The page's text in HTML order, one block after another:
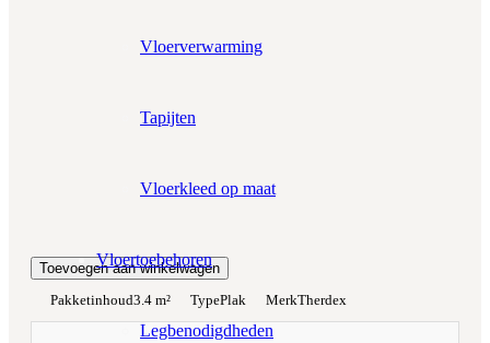
Vloerverwarming
Tapijten
Vloerkleed op maat
Vloertoebehoren
Legbenodigdheden
Toevoegen aan winkelwagen
Pakketinhoud3.4 m² TypePlak MerkTherdex